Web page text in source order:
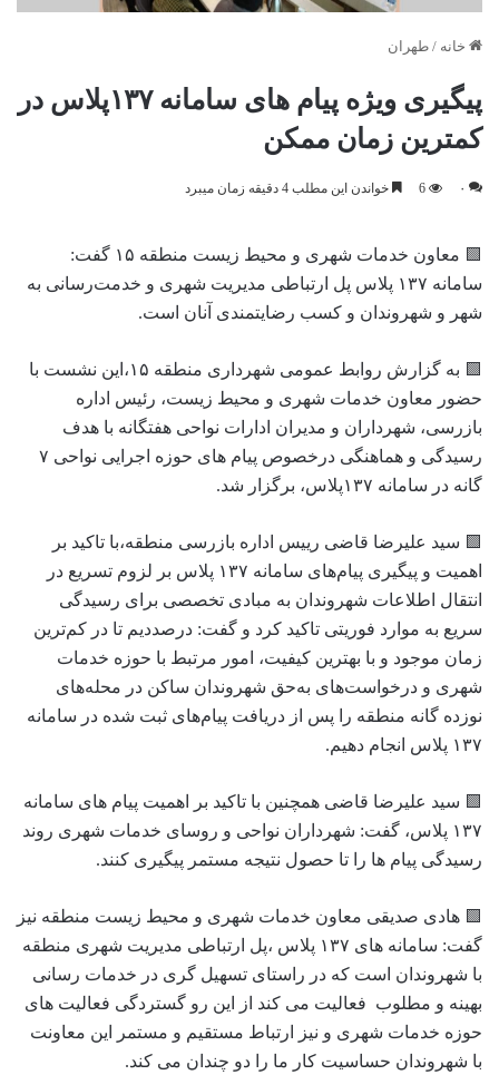
خانه / طهران
پیگیری ویژه پیام های سامانه ۱۳۷پلاس در
کمترین زمان ممکن
۰ 6 خواندن این مطلب 4 دقیقه زمان میبرد
🟩 معاون خدمات شهری و محیط زیست منطقه ۱۵ گفت:
سامانه ۱۳۷ پلاس پل ارتباطی مدیریت شهری و خدمت‌رسانی به
شهر و شهروندان و کسب رضایتمندی آنان است.
🟩 به گزارش روابط عمومی شهرداری منطقه ۱۵،این نشست با
حضور معاون خدمات شهری و محیط زیست، رئیس اداره
بازرسی، شهرداران و مدیران ادارات نواحی هفتگانه با هدف
رسیدگی و هماهنگی درخصوص پیام های حوزه اجرایی نواحی ۷
گانه در سامانه ۱۳۷پلاس، برگزار شد.
🟩 سید علیرضا قاضی رییس اداره بازرسی منطقه،با تاکید بر
اهمیت و پیگیری پیام‌های سامانه ۱۳۷ پلاس بر لزوم تسریع در
انتقال اطلاعات شهروندان به مبادی تخصصی برای رسیدگی
سریع به موارد فوریتی تاکید کرد و گفت: درصددیم تا در کم‌ترین
زمان موجود و با بهترین کیفیت، امور مرتبط با حوزه خدمات
شهری و درخواست‌های به‌حق شهروندان ساکن در محله‌های
نوزده ‌گانه منطقه را پس از دریافت پیام‌های ثبت شده در سامانه
۱۳۷ پلاس انجام دهیم.
🟩 سید علیرضا قاضی همچنین با تاکید بر اهمیت پیام های سامانه
۱۳۷ پلاس، گفت: شهرداران نواحی و روسای خدمات شهری روند
رسیدگی پیام ها را تا حصول نتیجه مستمر پیگیری کنند.
🟩 هادی صدیقی معاون خدمات شهری و محیط زیست منطقه نیز
گفت: سامانه های ۱۳۷ پلاس ،پل ارتباطی مدیریت شهری منطقه
با شهروندان است که در راستای تسهیل گری در خدمات رسانی
بهینه و مطلوب فعالیت می کند از این رو گستردگی فعالیت های
حوزه خدمات شهری و نیز ارتباط مستقیم و مستمر این معاونت
با شهروندان حساسیت کار ما را دو چندان می کند.